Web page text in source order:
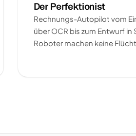
Der Perfektionist
Rechnungs-Autopilot vom
über OCR bis zum Entwurf in
Roboter machen keine